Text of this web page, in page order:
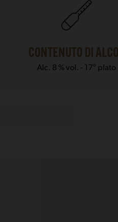
CONTENUTO DI
Alc. 8 % vol. - 17° plato